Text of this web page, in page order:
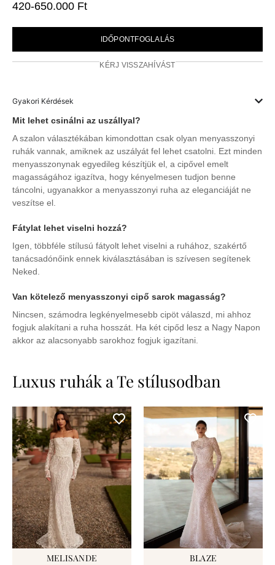
420-650.000 Ft
IDŐPONTFOGLALÁS
KÉRJ VISSZAHÍVÁST
Gyakori Kérdések
Mit lehet csinálni az uszállyal?
A szalon választékában kimondottan csak olyan menyasszonyi
ruhák vannak, amiknek az uszályát fel lehet csatolni. Ezt minden
menyasszonynak egyedileg készítjük el, a cipővel emelt
magasságához igazítva, hogy kényelmesen tudjon benne
táncolni, ugyanakkor a menyasszonyi ruha az eleganciáját ne
veszítse el.
Fátylat lehet viselni hozzá?
Igen, többféle stílusú fátyolt lehet viselni a ruhához, szakértő
tanácsadónőink ennek kiválasztásában is szívesen segítenek
Neked.
Van kötelező menyasszonyi cipő sarok magasság?
Nincsen, számodra legkényelmesebb cipöt válaszd, mi ahhoz
fogjuk alakítani a ruha hosszát. Ha két cipőd lesz a Nagy Napon
akkor az alacsonyabb sarokhoz fogjuk igazítani.
Luxus ruhák a Te stílusodban
MELISANDE BLAZE